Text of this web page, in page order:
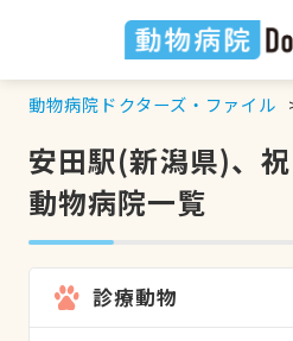
動物病院ドクターズ・ファイル
安田駅(新潟県)、
動物病院一覧
診療動物